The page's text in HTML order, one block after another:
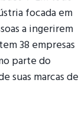
focada em
a ingerirem
38 empresas
parte do
suas marcas de